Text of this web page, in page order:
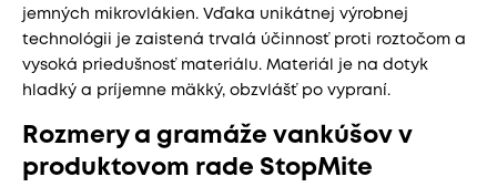
jemných mikrovlákien. Vďaka unikátnej výrobnej
technológii je zaistená trvalá účinnosť proti roztočom a
vysoká priedušnosť materiálu. Materiál je na dotyk
hladký a príjemne mäkký, obzvlášť po vypraní.
Rozmery a gramáže vankúšov v
produktovom rade StopMite